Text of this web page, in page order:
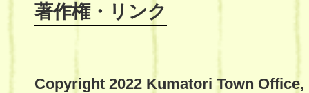
著作権・リンク
Copyright 2022 Kumatori Town Office,